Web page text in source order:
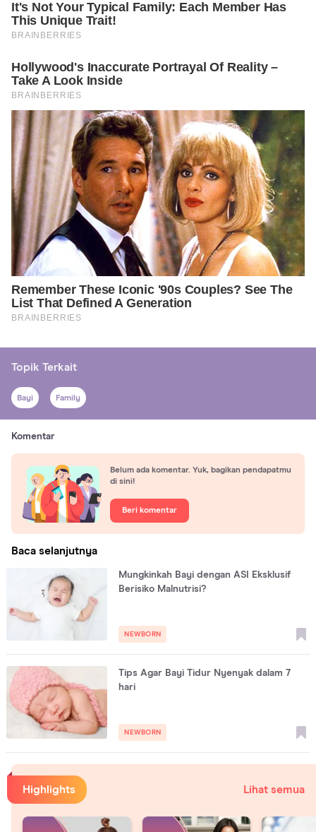
Topik Terkait
Bayi Family
Komentar
Belum ada komentar. Yuk, bagikan pendapatmu
di sini!
Beri komentar
Baca selanjutnya
Mungkinkah Bayi dengan ASI Eksklusif
Berisiko Malnutrisi?
NEWBORN
Tips Agar Bayi Tidur Nyenyak dalam 7
hari
NEWBORN
Highlights Lihat semua